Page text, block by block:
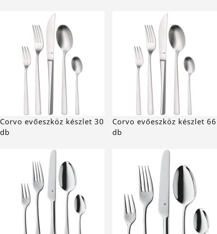
Corvo evőeszköz készlet 30
db
Corvo evőeszköz készlet 66
db